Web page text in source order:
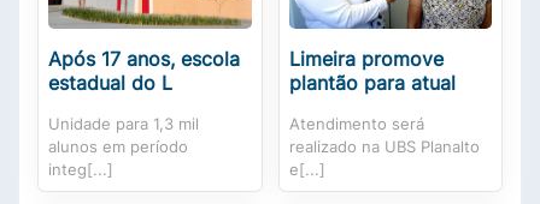
Após 17 anos, escola
estadual do L
Unidade para 1,3 mil
alunos em período
integ[...]
Limeira promove
plantão para atual
Atendimento será
realizado na UBS Planalto
e[...]